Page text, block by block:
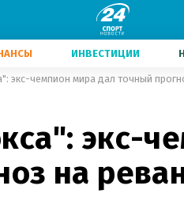
ИНВЕСТИЦИИ
экс-чемпион мира дал точный
экс-
на